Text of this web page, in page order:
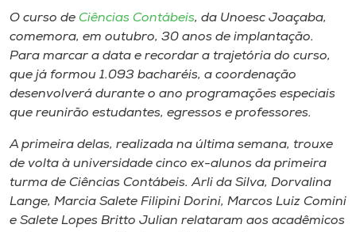
Selecione
o idioma
A+
O curso de Ciências Contábeis, da Unoesc Joaçaba,
comemora, em outubro, 30 anos de implantação.
Para marcar a data e recordar a trajetória do curso,
que já formou 1.093 bacharéis, a coordenação
desenvolverá durante o ano programações especiais
que reunirão estudantes, egressos e professores.
A primeira delas, realizada na última semana, trouxe
de volta à universidade cinco ex-alunos da primeira
turma de Ciências Contábeis. Arli da Silva, Dorvalina
Lange, Marcia Salete Filipini Dorini, Marcos Luiz Comini
e Salete Lopes Britto Julian relataram aos acadêmicos